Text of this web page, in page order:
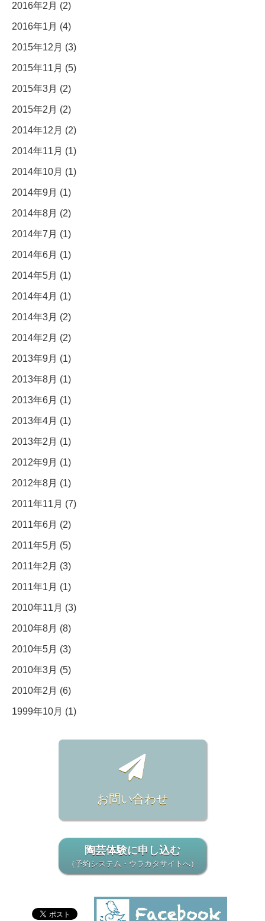
2016年2月 (2)
2016年1月 (4)
2015年12月 (3)
2015年11月 (5)
2015年3月 (2)
2015年2月 (2)
2014年12月 (2)
2014年11月 (1)
2014年10月 (1)
2014年9月 (1)
2014年8月 (2)
2014年7月 (1)
2014年6月 (1)
2014年5月 (1)
2014年4月 (1)
2014年3月 (2)
2014年2月 (2)
2013年9月 (1)
2013年8月 (1)
2013年6月 (1)
2013年4月 (1)
2013年2月 (1)
2012年9月 (1)
2012年8月 (1)
2011年11月 (7)
2011年6月 (2)
2011年5月 (5)
2011年2月 (3)
2011年1月 (1)
2010年11月 (3)
2010年8月 (8)
2010年5月 (3)
2010年3月 (5)
2010年2月 (6)
1999年10月 (1)
お問い合わせ
陶芸体験に申し込む
（予約システム・ウラカタサイトへ）